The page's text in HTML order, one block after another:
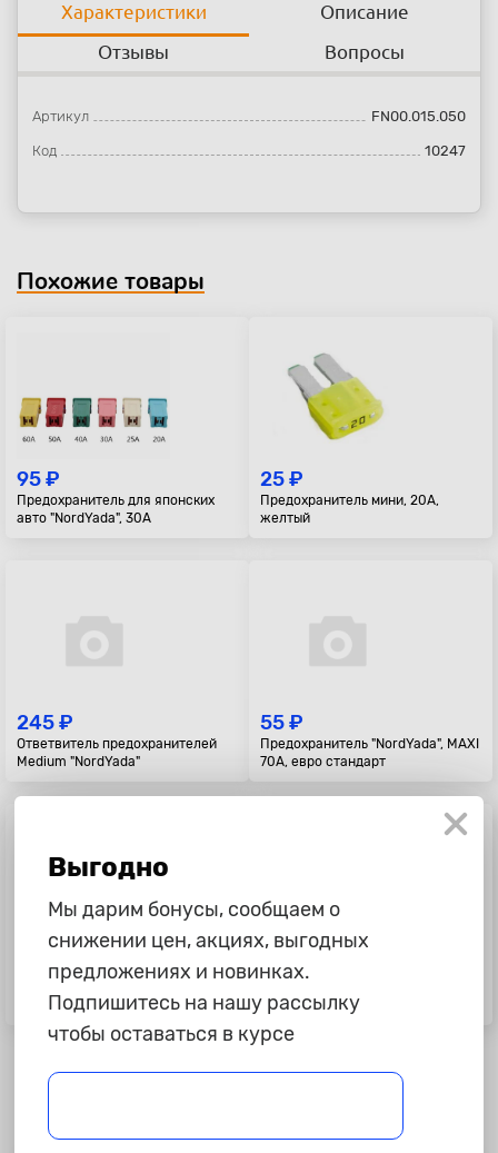
Характеристики
Описание
Отзывы
Вопросы
Артикул FN00.015.050
Код 10247
Похожие товары
95 ₽
Предохранитель для японских
авто "NordYada", 30А
25 ₽
Предохранитель мини, 20А,
желтый
245 ₽
Ответвитель предохранителей
Medium "NordYada"
55 ₽
Предохранитель "NordYada", MAXI
70А, евро стандарт
245 ₽
Ответвитель предохранителей
Micro "NordYada"
215 ₽
"Aura" FHT-1600
Выгодно
Мы дарим бонусы, сообщаем о
снижении цен, акциях, выгодных
предложениях и новинках.
Подпишитесь на нашу рассылку
чтобы оставаться в курсе